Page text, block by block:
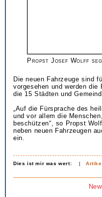
Propst Josef Wolff
Die neuen Fahrzeuge sind
vorgesehen und werden
die 15 Städten und
„Auf die Fürsprache des
und vor allem die
beschützen“, so Propst
neben neuen Fahrzeugen
ein.
Dies ist mir was wert: |